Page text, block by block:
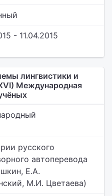
- 11.04.2015
лингвистики и
Международная
русского
автоперевода
Е.А.
М.И. Цветаева)